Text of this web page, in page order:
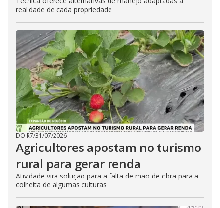
realidade de cada propriedade
DO R7/31/07/2026
Agricultores apostam no turismo
rural para gerar renda
Atividade vira solução para a falta de mão de obra para a
colheita de algumas culturas